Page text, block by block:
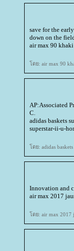
save for the
down on the
air max 90
ดย: air max 90
AP:Associated
C.
adidas baskets
superstar-ii-u-
ดย: adidas
Innovation and
air max 2017
ดย: air max 2017